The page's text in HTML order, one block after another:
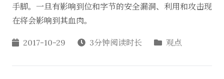
手脚。一旦有影响到位和字节的安全漏洞、利用和攻击现
在将会影响到其血肉。
2017-10-29 3分钟阅读时长 观点